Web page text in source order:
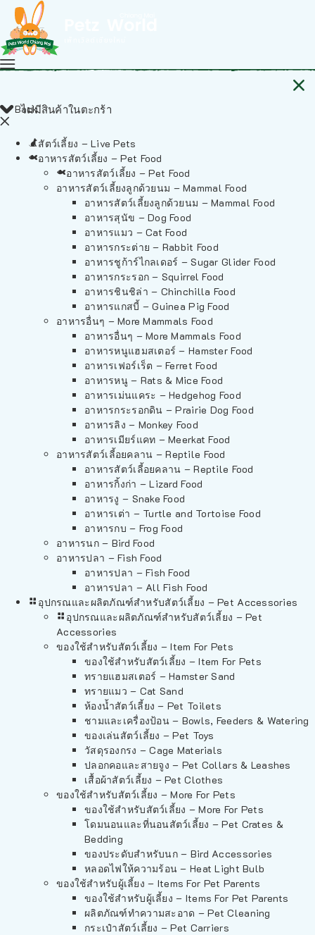
ไม่มีสินค้าในตะกร้า
Back
สัตว์เลี้ยง – Live Pets
อาหารสัตว์เลี้ยง – Pet Food
อาหารสัตว์เลี้ยง – Pet Food
อาหารสัตว์เลี้ยงลูกด้วยนม – Mammal Food
อาหารสัตว์เลี้ยงลูกด้วยนม – Mammal Food
อาหารสุนัข – Dog Food
อาหารแมว – Cat Food
อาหารกระต่าย – Rabbit Food
อาหารชูก้าร์ไกลเดอร์ – Sugar Glider Food
อาหารกระรอก – Squirrel Food
อาหารชินชิล่า – Chinchilla Food
อาหารแกสบี้ – Guinea Pig Food
อาหารอื่นๆ – More Mammals Food
อาหารอื่นๆ – More Mammals Food
อาหารหนูแฮมสเตอร์ – Hamster Food
อาหารเฟอร์เร็ต – Ferret Food
อาหารหนู – Rats & Mice Food
อาหารเม่นแคระ – Hedgehog Food
อาหารกระรอกดิน – Prairie Dog Food
อาหารลิง – Monkey Food
อาหารเมียร์แคท – Meerkat Food
อาหารสัตว์เลี้อยคลาน – Reptile Food
อาหารสัตว์เลี้อยคลาน – Reptile Food
อาหารกิ้งก่า – Lizard Food
อาหารงู – Snake Food
อาหารเต่า – Turtle and Tortoise Food
อาหารกบ – Frog Food
อาหารนก – Bird Food
อาหารปลา – Fish Food
อาหารปลา – Fish Food
อาหารปลา – All Fish Food
อุปกรณและผลิตภัณฑ์สำหรับสัตว์เลี้ยง – Pet Accessories
อุปกรณและผลิตภัณฑ์สำหรับสัตว์เลี้ยง – Pet
Accessories
ของใช้สำหรับสัตว์เลี้ยง – Item For Pets
ของใช้สำหรับสัตว์เลี้ยง – Item For Pets
ทรายแฮมสเตอร์ – Hamster Sand
ทรายแมว – Cat Sand
ห้องน้ำสัตว์เลี้ยง – Pet Toilets
ชามและเครื่องป้อน – Bowls, Feeders & Watering
ของเล่นสัตว์เลี้ยง – Pet Toys
วัสดุรองกรง – Cage Materials
ปลอกคอและสายจูง – Pet Collars & Leashes
เสื้อผ้าสัตว์เลี้ยง – Pet Clothes
ของใช้สำหรับสัตว์เลี้ยง – More For Pets
ของใช้สำหรับสัตว์เลี้ยง – More For Pets
โดมนอนและที่นอนสัตว์เลี้ยง – Pet Crates &
Bedding
ของประดับสำหรับนก – Bird Accessories
หลอดไฟให้ความร้อน – Heat Light Bulb
ของใช้สำหรับผู้เลี้ยง – Items For Pet Parents
ของใช้สำหรับผู้เลี้ยง – Items For Pet Parents
ผลิตภัณฑ์ทำความสะอาด – Pet Cleaning
กระเป๋าสัตว์เลี้ยง – Pet Carriers